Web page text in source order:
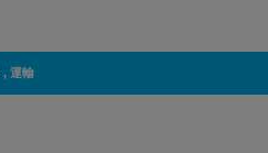
, 運輸